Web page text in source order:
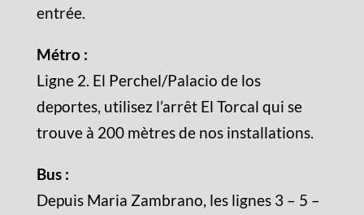
entrée.
Métro :
Ligne 2. El Perchel/Palacio de los
deportes, utilisez l’arrêt El Torcal qui se
trouve à 200 mètres de nos installations.
Bus :
Depuis Maria Zambrano, les lignes 3 – 5 –